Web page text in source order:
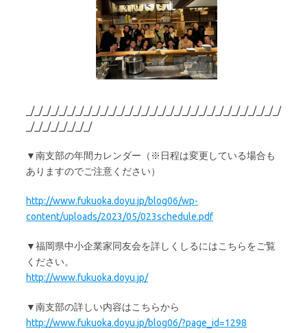
_/_/_/_/_/_/_/_/_/_/_/_/_/_/_/_/_/_/_/_/_/_/_/_/_/_/_/_/_/_/_/
_/_/_/_/_/_/_/_/
▼南支部の年間カレンダー（※日程は変更している場合も
ありますのでご注意ください）
http://www.fukuoka.doyu.jp/blog06/wp-
content/uploads/2023/05/023schedule.pdf
▼福岡県中小企業家同友会を詳しくしるにはこちらをご覧
ください。
http://www.fukuoka.doyu.jp/
▼南支部の詳しい内容はこちらから
http://www.fukuoka.doyu.jp/blog06/?page_id=1298